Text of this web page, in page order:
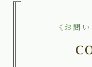
《お問